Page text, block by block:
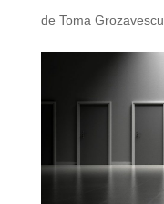
de Toma Grozavescu